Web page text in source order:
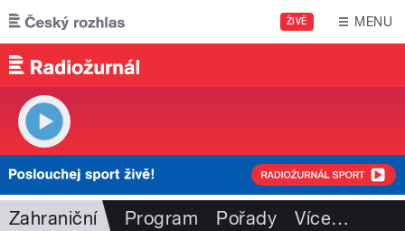
Přejít k hlavnímu obsahu
ŽIVĚ MENU
Zahraniční Program Pořady Více…